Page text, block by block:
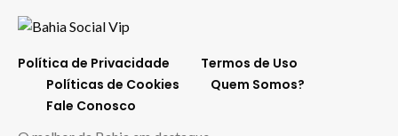
Política de Privacidade
Termos de Uso
Políticas de Cookies
Quem Somos?
Fale Conosco